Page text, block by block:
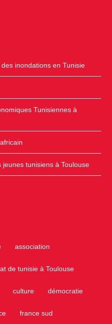
inondations en Tunisie
Tunisiennes à
tunisiens à Toulouse
association
de tunisie à Toulouse
culture démocratie
france sud